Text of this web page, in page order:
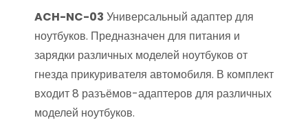
ACH-NC-03 Универсальный адаптер для
ноутбуков. Предназначен для питания и
зарядки различных моделей ноутбуков от
гнезда прикуривателя автомобиля. В комплект
входит 8 разъёмов-адаптеров для различных
моделей ноутбуков.